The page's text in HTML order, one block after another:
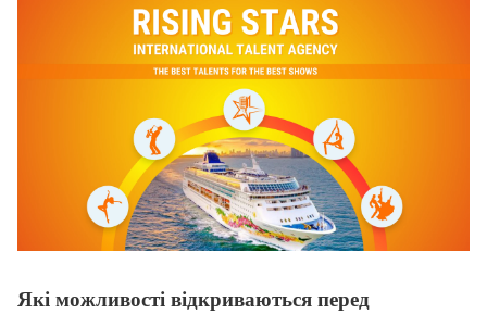
Які можливості відкриваються перед